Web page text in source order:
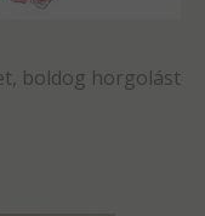
boldog horgolást